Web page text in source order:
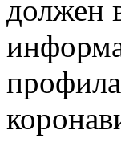
должен